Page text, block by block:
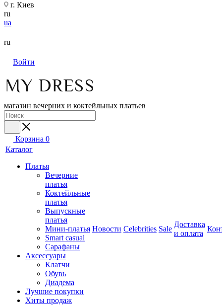
г. Киев
ru
ua
ru
Войти
магазин вечерних и коктейльных платьев
Корзина 0
Каталог
Платья
Вечерние
платья
Коктейльные
платья
Выпускные
платья
Мини-платья
Smart casual
Сарафаны
Аксессуары
Клатчи
Обувь
Диадема
Лучшие покупки
Хиты продаж
Новости Celebrities Sale
Доставка
и оплата